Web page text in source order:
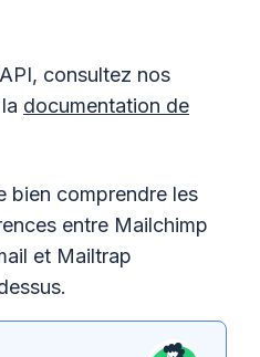
consultez nos
documentation de
bien comprendre les
entre Mailchimp
et Mailtrap